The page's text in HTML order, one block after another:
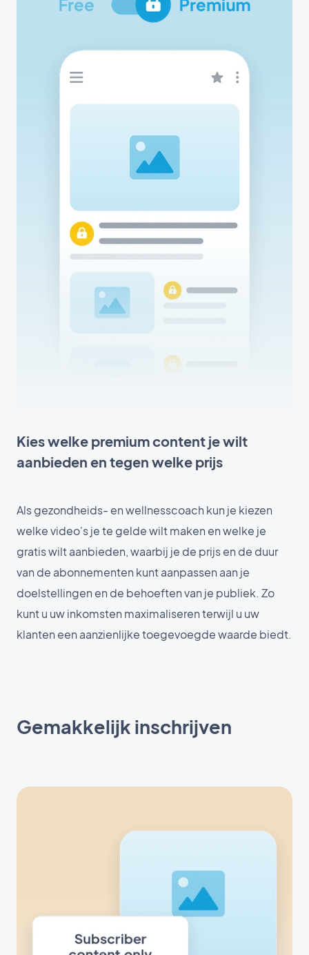
Kies welke premium content je wilt
aanbieden en tegen welke prijs
Als gezondheids- en wellnesscoach kun je kiezen
welke video's je te gelde wilt maken en welke je
gratis wilt aanbieden, waarbij je de prijs en de duur
van de abonnementen kunt aanpassen aan je
doelstellingen en de behoeften van je publiek. Zo
kunt u uw inkomsten maximaliseren terwijl u uw
klanten een aanzienlijke toegevoegde waarde biedt.
Gemakkelijk inschrijven